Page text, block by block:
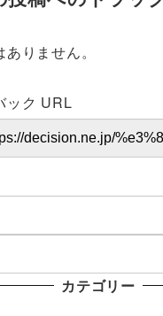
りません。
ック URL
カテゴリー